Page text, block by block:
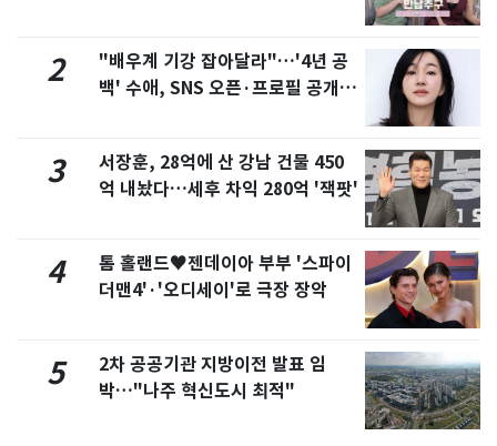
2
"배우계 기강 잡아달라"…'4년 공
백' 수애, SNS 오픈·프로필 공개
3
서장훈, 28억에 산 강남 건물 450
억 내놨다…세후 차익 280억 '잭팟'
4
톰 홀랜드♥젠데이아 부부 '스파이
더맨4'·'오디세이'로 극장 장악
5
2차 공공기관 지방이전 발표 임
박…"나주 혁신도시 최적"